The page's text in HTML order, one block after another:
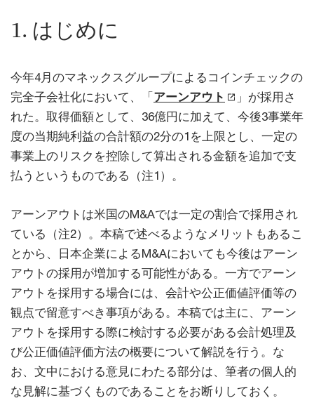
1. はじめに
今年4月のマネックスグループによるコインチェックの
完全子会社化において、「 アーンアウト
」が採用さ
れた。取得価額として、36億円に加えて、今後3事業年
度の当期純利益の合計額の2分の1を上限とし、一定の
事業上のリスクを控除して算出される金額を追加で支
払うというものである（注1）。
アーンアウトは米国のM&Aでは一定の割合で採用され
ている（注2）。本稿で述べるようなメリットもあるこ
とから、日本企業によるM&Aにおいても今後はアーン
アウトの採用が増加する可能性がある。一方でアーン
アウトを採用する場合には、会計や公正価値評価等の
観点で留意すべき事項がある。本稿では主に、アーン
アウトを採用する際に検討する必要がある会計処理及
び公正価値評価方法の概要について解説を行う。な
お、文中における意見にわたる部分は、筆者の個人的
な見解に基づくものであることをお断りしておく。